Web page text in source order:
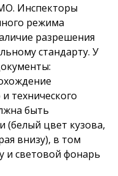
Инспекторы
режима
разрешения
стандарту. У
технического
быть
(белый цвет кузова,
внизу), в том
и световой фонарь